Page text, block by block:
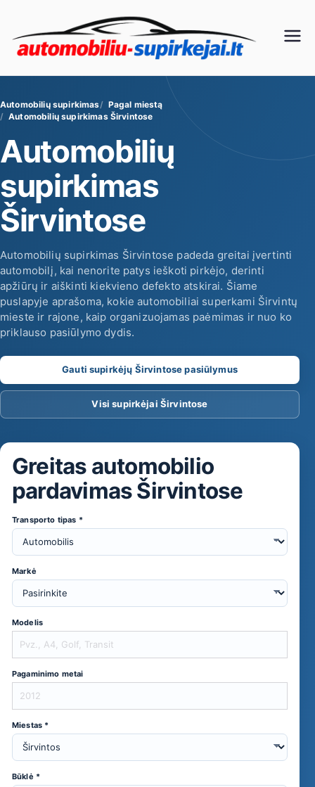
turinio
Au
bili
pir
ki
ma
s
Automobilių supirkimas
Pagal miestą
Automobilių supirkimas Širvintose
Automobilių
supirkimas
Širvintose
Automobilių supirkimas Širvintose padeda greitai įvertinti
automobilį, kai nenorite patys ieškoti pirkėjo, derinti
apžiūrų ir aiškinti kiekvieno defekto atskirai. Šiame
puslapyje aprašoma, kokie automobiliai superkami Širvintų
mieste ir rajone, kaip organizuojamas paėmimas ir nuo ko
priklauso pasiūlymo dydis.
Gauti supirkėjų Širvintose pasiūlymus
Visi supirkėjai Širvintose
Greitas automobilio
pardavimas Širvintose
Transporto tipas *
Markė
Modelis
Pagaminimo metai
Miestas *
Būklė *